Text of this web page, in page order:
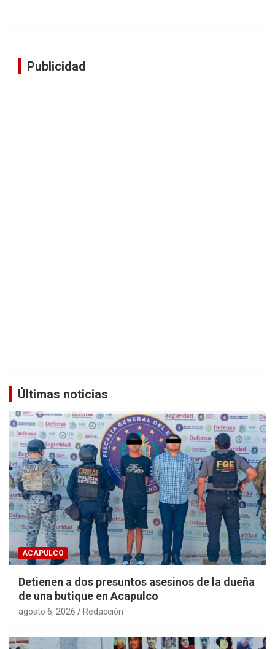
Publicidad
Últimas noticias
ACAPULCO
Detienen a dos presuntos asesinos de la dueña
de una butique en Acapulco
agosto 6, 2026 Redacción